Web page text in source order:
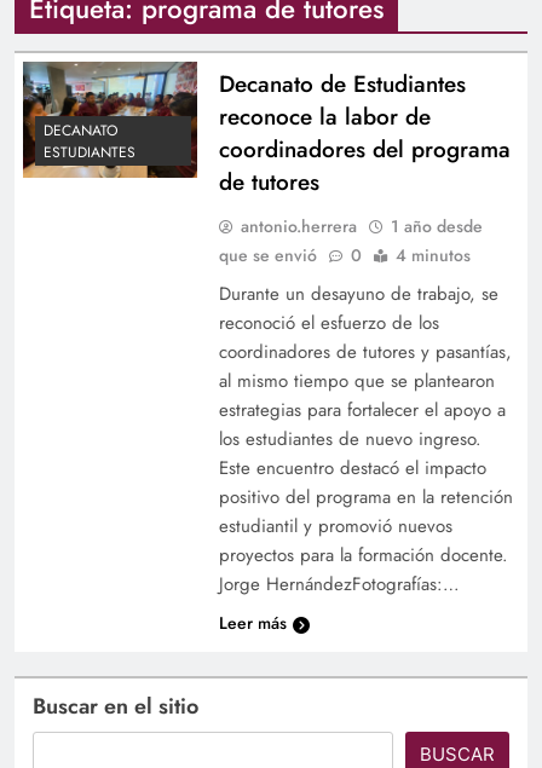
Etiqueta: programa de tutores
DECANATO
ESTUDIANTES
Decanato de Estudiantes
reconoce la labor de
coordinadores del programa
de tutores
antonio.herrera
1 año desde
que se envió
0 4 minutos
Durante un desayuno de trabajo, se
reconoció el esfuerzo de los
coordinadores de tutores y pasantías,
al mismo tiempo que se plantearon
estrategias para fortalecer el apoyo a
los estudiantes de nuevo ingreso.
Este encuentro destacó el impacto
positivo del programa en la retención
estudiantil y promovió nuevos
proyectos para la formación docente.
Jorge HernándezFotografías:…
Leer más
Buscar en el sitio
BUSCAR